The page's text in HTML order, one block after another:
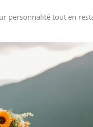
personnalité tout en